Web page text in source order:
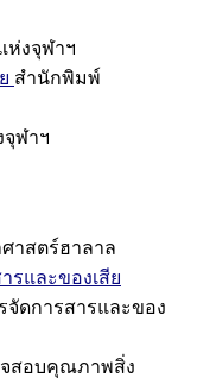
ห่งจุฬาฯ
สำนักพิมพ์
ฬาฯ
าสตร์ฮาลาล
รและของเสีย
จัดการสารและของ
สอบคุณภาพสิ่ง